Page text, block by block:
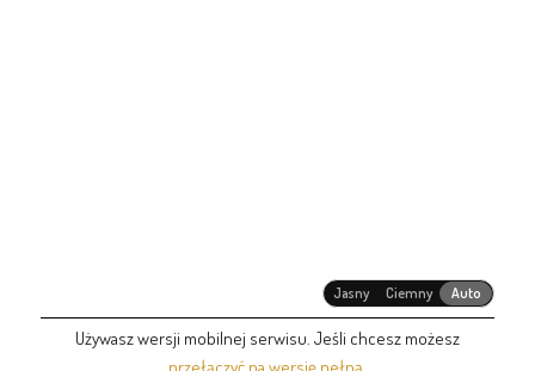
Jasny Ciemny Auto
Używasz wersji mobilnej serwisu. Jeśli chcesz możesz
przełączyć na wersję pełną